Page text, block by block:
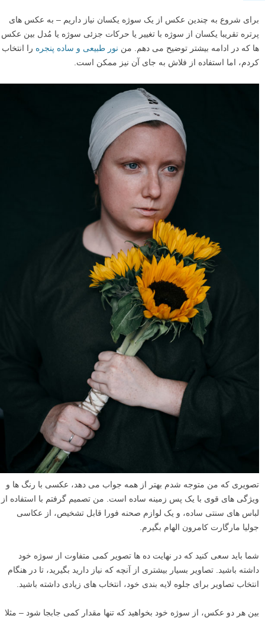
برای شروع به چندین عکس از یک سوژه یکسان نیاز داریم – به عکس های
پرتره تقریبا یکسان از سوژه با تغییر یا حرکات جزئی سوژه یا مُدل بین عکس
ها که در ادامه بیشتر توضیح می دهم. من نور طبیعی و ساده پنجره را انتخاب
کردم، اما استفاده از فلاش به جای آن نیز ممکن است.
تصویری که من متوجه شدم بهتر از همه جواب می دهد، عکسی با رنگ ها و
ویژگی های قوی با یک پس زمینه ساده است. من تصمیم گرفتم با استفاده از
لباس های سنتی ساده، و یک لوازم صحنه فورا قابل تشخیص، از عکاسی
جولیا مارگارت کامرون الهام بگیرم.
شما باید سعی کنید که در نهایت ده ها تصویر کمی متفاوت از سوژه خود
داشته باشید. تصاویر بسیار بیشتری از آنچه که نیاز دارید بگیرید، تا در هنگام
انتخاب تصاویر برای جلوه لایه بندی خود، انتخاب های زیادی داشته باشید.
بین هر دو عکس، از سوژه خود بخواهید که تنها مقدار کمی جابجا شود – مثلا